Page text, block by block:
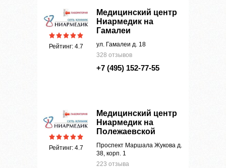
Рейтинг: 4.7
Медицинский центр
Ниармедик на
Гамалеи
ул. Гамалеи д. 18
328 отзывов
+7 (495) 152-77-55
Рейтинг: 4.7
Медицинский центр
Ниармедик на
Полежаевской
Проспект Маршала Жукова д.
38, корп. 1
223 отзыва